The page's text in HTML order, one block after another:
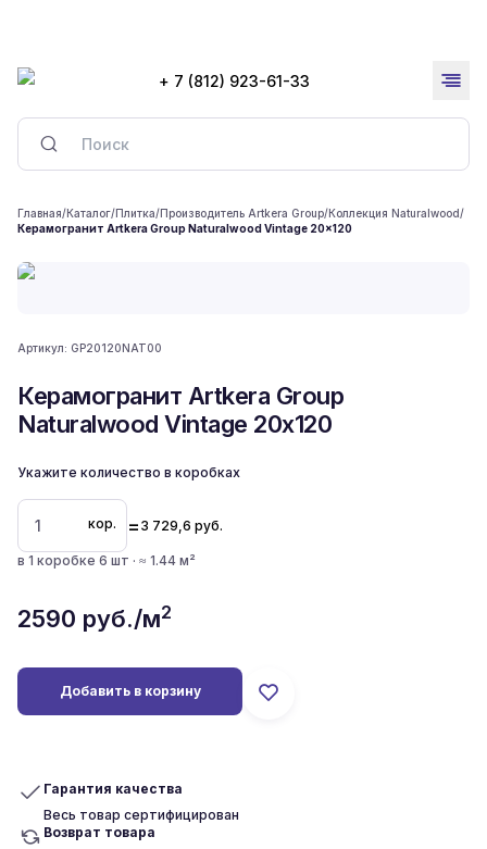
+ 7 (812) 923-61-33
Главная/Каталог/Плитка/Производитель Artkera Group/Коллекция Naturalwood/
Керамогранит Artkera Group Naturalwood Vintage 20x120
Артикул: GP20120NAT00
Керамогранит Artkera Group
Naturalwood Vintage 20x120
Укажите количество в коробках
кор. = 3 729,6 руб.
в 1 коробке 6 шт · ≈ 1.44 м²
2590 руб./м2
Добавить в корзину
Гарантия качества
Весь товар сертифицирован
Возврат товара